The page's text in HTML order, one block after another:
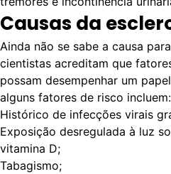
Causas da
Ainda não se sabe a causa
cientistas acreditam que
possam desempenhar um
alguns fatores de risco incluem:
Histórico de infecções virais
Exposição desregulada à luz
vitamina D;
Tabagismo;